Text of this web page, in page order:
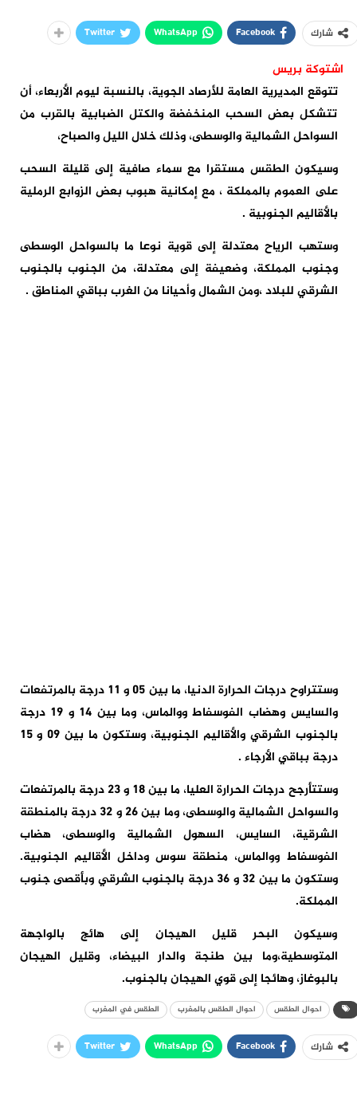
شارك Facebook
WhatsApp
Twitter
اشتوكة بريس
تتوقع المديرية العامة للأرصاد الجوية، بالنسبة ليوم الأربعاء، أن
تتشكل بعض السحب المنخفضة والكتل الضبابية بالقرب من
السواحل الشمالية والوسطى، وذلك خلال الليل والصباح،
وسيكون الطقس مستقرا مع سماء صافية إلى قليلة السحب
على العموم بالمملكة ، مع إمكانية هبوب بعض الزوابع الرملية
بالأقاليم الجنوبية .
وستهب الرياح معتدلة إلى قوية نوعا ما بالسواحل الوسطى
وجنوب المملكة، وضعيفة إلى معتدلة، من الجنوب بالجنوب
الشرقي للبلاد ،ومن الشمال وأحيانا من الغرب بباقي المناطق .
وستتراوح درجات الحرارة الدنيا، ما بين 05 و 11 درجة بالمرتفعات
والسايس وهضاب الفوسفاط ووالماس، وما بين 14 و 19 درجة
بالجنوب الشرقي والأقاليم الجنوبية، وستكون ما بين 09 و 15
درجة بباقي الأرجاء .
وستتأرجح درجات الحرارة العليا، ما بين 18 و 23 درجة بالمرتفعات
والسواحل الشمالية والوسطى، وما بين 26 و 32 درجة بالمنطقة
الشرقية، السايس، السهول الشمالية والوسطى، هضاب
الفوسفاط ووالماس، منطقة سوس وداخل الأقاليم الجنوبية.
وستكون ما بين 32 و 36 درجة بالجنوب الشرقي وبأقصى جنوب
المملكة.
وسيكون البحر قليل الهيجان إلى هائج بالواجهة
المتوسطية،وما بين طنجة والدار البيضاء، وقليل الهيجان
بالبوغاز، وهائجا إلى قوي الهيجان بالجنوب.
احوال الطقس احوال الطقس بالمغرب الطقس في المغرب
شارك Facebook
WhatsApp
Twitter